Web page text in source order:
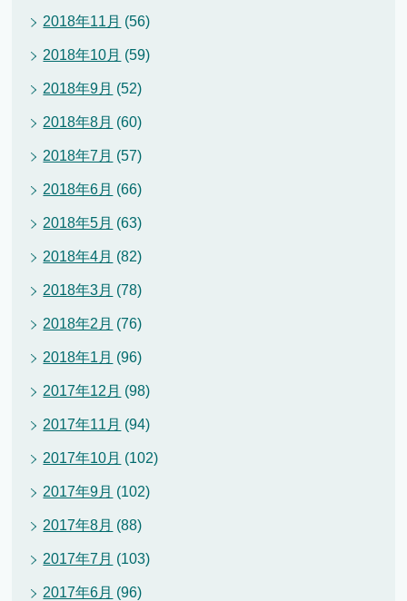
2018年11月 (56)
2018年10月 (59)
2018年9月 (52)
2018年8月 (60)
2018年7月 (57)
2018年6月 (66)
2018年5月 (63)
2018年4月 (82)
2018年3月 (78)
2018年2月 (76)
2018年1月 (96)
2017年12月 (98)
2017年11月 (94)
2017年10月 (102)
2017年9月 (102)
2017年8月 (88)
2017年7月 (103)
2017年6月 (96)